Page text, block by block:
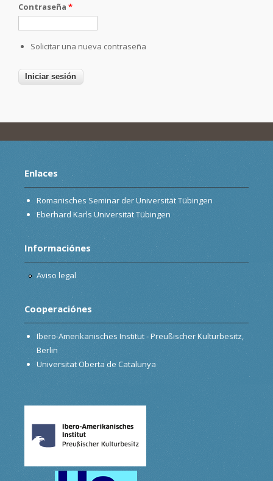
Contraseña *
Solicitar una nueva contraseña
Enlaces
Romanisches Seminar der Universität Tübingen
Eberhard Karls Universität Tübingen
Informaciónes
Aviso legal
Cooperaciónes
Ibero-Amerikanisches Institut - Preußischer Kulturbesitz,
Berlin
Universitat Oberta de Catalunya